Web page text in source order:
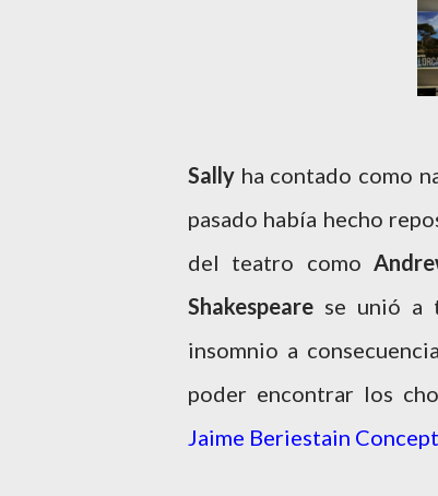
Sally ha contado como
pasado había hecho
del teatro como
Shakespeare se unió a
insomnio a
poder encontrar los
Jaime Beriestain